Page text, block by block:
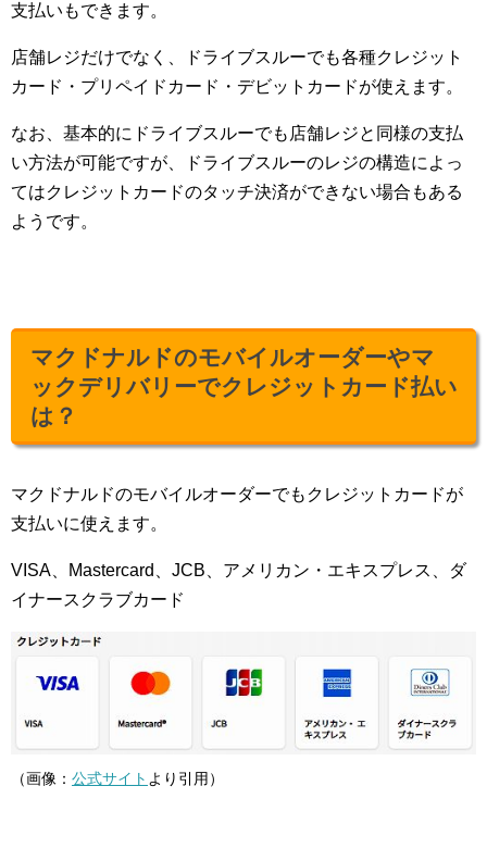
支払いもできます。
店舗レジだけでなく、ドライブスルーでも各種クレジット
カード・プリペイドカード・デビットカードが使えます。
なお、基本的にドライブスルーでも店舗レジと同様の支払
い方法が可能ですが、ドライブスルーのレジの構造によっ
てはクレジットカードのタッチ決済ができない場合もある
ようです。
マクドナルドのモバイルオーダーやマ
ックデリバリーでクレジットカード払い
は？
マクドナルドのモバイルオーダーでもクレジットカードが
支払いに使えます。
VISA、Mastercard、JCB、アメリカン・エキスプレス、ダ
イナースクラブカード
（画像： 公式サイト より引用）